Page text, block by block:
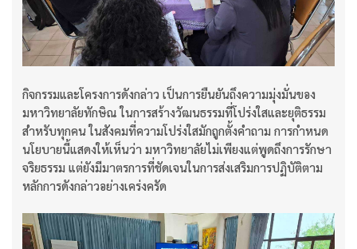
กิจกรรมและโครงการดังกล่าว เป็นการยืนยันถึงความมุ่งมั่นของ
มหาวิทยาลัยทักษิณ ในการสร้างวัฒนธรรมที่โปร่งใสและยุติธรรม
สำหรับทุกคน ในสังคมที่ความโปร่งใสมักถูกตั้งคำถาม การกำหนด
นโยบายนี้แสดงให้เห็นว่า มหาวิทยาลัยไม่เพียงแต่พูดถึงการรักษา
จริยธรรม แต่ยังมีมาตรการที่ชัดเจนในการส่งเสริมการปฏิบัติตาม
หลักการดังกล่าวอย่างเคร่งครัด